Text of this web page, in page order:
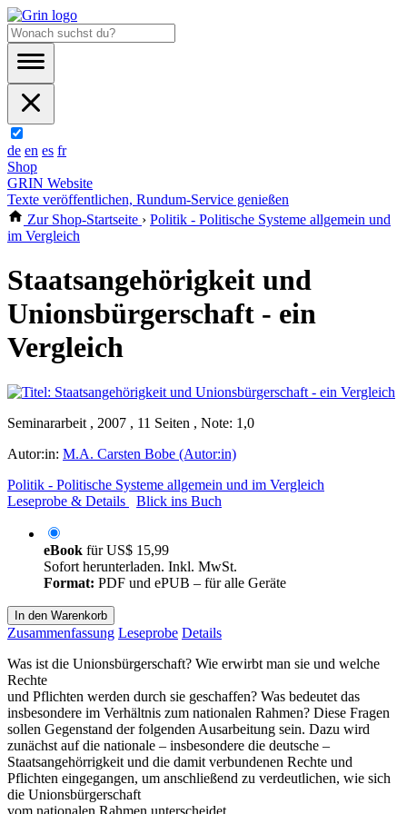
de en es fr
Shop
GRIN Website
Texte veröffentlichen, Rundum-Service genießen
Zur Shop-Startseite › Politik - Politische Systeme allgemein und
im Vergleich
Staatsangehörigkeit und
Unionsbürgerschaft - ein
Vergleich
Seminararbeit , 2007 , 11 Seiten , Note: 1,0
Autor:in: M.A. Carsten Bobe (Autor:in)
Politik - Politische Systeme allgemein und im Vergleich
Leseprobe & Details
Blick ins Buch
eBook fürUS$ 15,99
Sofort herunterladen. Inkl. MwSt.
Format: PDF und ePUB – für alle Geräte
In den Warenkorb
Zusammenfassung Leseprobe Details
Was ist die Unionsbürgerschaft? Wie erwirbt man sie und welche
Rechte
und Pflichten werden durch sie geschaffen? Was bedeutet das
insbesondere im Verhältnis zum nationalen Rahmen? Diese Fragen
sollen Gegenstand der folgenden Ausarbeitung sein. Dazu wird
zunächst auf die nationale – insbesondere die deutsche –
Staatsangehörrigkeit und die damit verbundenen Rechte und
Pflichten eingegangen, um anschließend zu verdeutlichen, wie sich
die Unionsbürgerschaft
vom nationalen Rahmen unterscheidet.